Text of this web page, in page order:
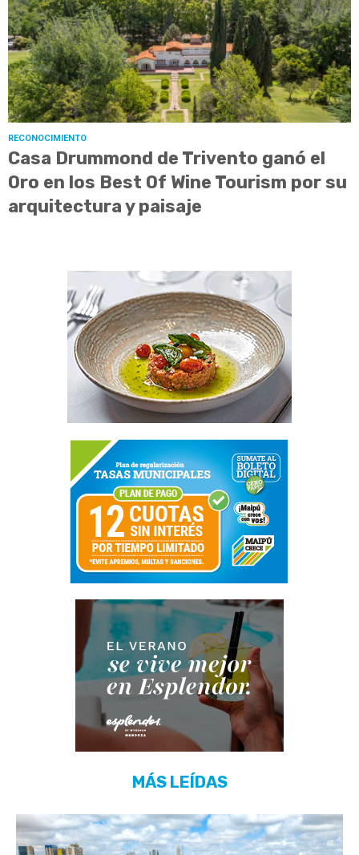
RECONOCIMIENTO
Casa Drummond de Trivento ganó el
Oro en los Best Of Wine Tourism por su
arquitectura y paisaje
MÁS LEÍDAS